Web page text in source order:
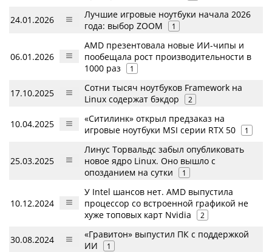
24.01.2026
Лучшие игровые ноутбуки начала 2026
года: выбор ZOOM
1
06.01.2026
AMD презентовала новые ИИ-чипы и
пообещала рост производительности в
1000 раз
1
17.10.2025
Сотни тысяч ноутбуков Framework на
Linux содержат бэкдор
2
10.04.2025
«Ситилинк» открыл предзаказ на
игровые ноутбуки MSI серии RTX 50
1
25.03.2025
Линус Торвальдс забыл опубликовать
новое ядро Linux. Оно вышло с
опозданием на сутки
1
10.12.2024
У Intel шансов нет. AMD выпустила
процессор со встроенной графикой не
хуже топовых карт Nvidia
2
30.08.2024
«Гравитон» выпустил ПК с поддержкой
ИИ
1